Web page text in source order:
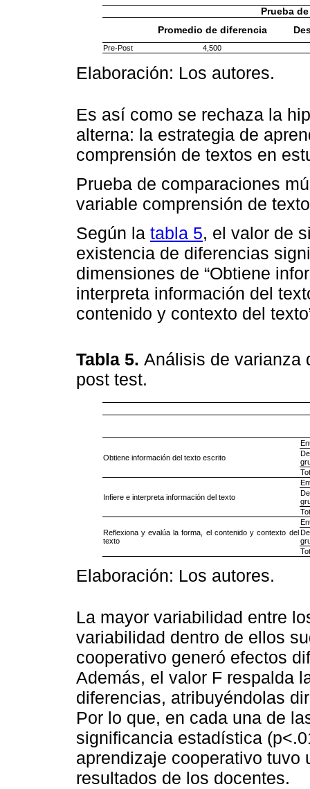
Prueba
Promedio de diferencia
Pre-Post 4,500
Elaboración: Los autores.
Es así como se rechaza la
alterna: la estrategia de
comprensión de textos en
Prueba de comparaciones
variable comprensión de
Según la tabla 5, el valor de
existencia de diferencias
dimensiones de “Obtiene
interpreta información del
contenido y contexto del
Tabla 5. Análisis de varianza
post test.
Obtiene información del texto escrito
Infiere e interpreta información del texto
Reflexiona y evalúa la forma, el contenido y contexto del
texto
Elaboración: Los autores.
La mayor variabilidad entre
variabilidad dentro de ellos
cooperativo generó efectos
Además, el valor F respalda
diferencias, atribuyéndolas
Por lo que, en cada una de
significancia estadística
aprendizaje cooperativo
resultados de los docentes.